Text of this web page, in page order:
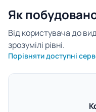
Як
Від користувача до
зрозумілі рівні.
Порівняти доступні